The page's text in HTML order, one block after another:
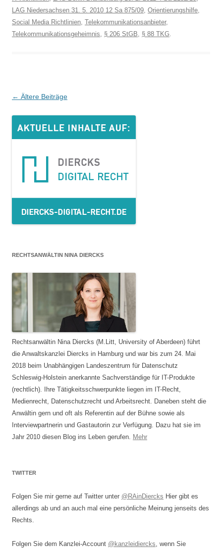
LAG Niedersachsen 31. 5. 2010 12 Sa 875/09 Orientierungshilfe
Social Media Richtlinien Telekommunikationsanbieter,
Telekommunikationsgeheimnis
§ 206 StGB § 88 TKG
Beitrags-
← Ältere Beiträge
RECHTSANWÄLTIN NINA DIERCKS
Rechtsanwältin Nina Diercks (M.Litt, University of Aberdeen) führt
die Anwaltskanzlei Diercks in Hamburg und war bis zum 24. Mai
2018 beim Unabhängigen Landeszentrum für Datenschutz
Schleswig-Holstein anerkannte Sachverständige für IT-Produkte
(rechtlich). Ihre Tätigkeitsschwerpunkte liegen im IT-Recht,
Medienrecht, Datenschutzrecht und Arbeitsrecht. Daneben steht die
Anwältin gern und oft als Referentin auf der Bühne sowie als
Interviewpartnerin und Gastautorin zur Verfügung. Dazu hat sie im
Jahr 2010 diesen Blog ins Leben gerufen. Mehr
TWITTER
Folgen Sie mir gerne auf Twitter unter @RAinDiercks Hier gibt es
allerdings ab und an auch mal eine persönliche Meinung jenseits des
Rechts.
Folgen Sie dem Kanzlei-Account @kanzleidiercks , wenn Sie